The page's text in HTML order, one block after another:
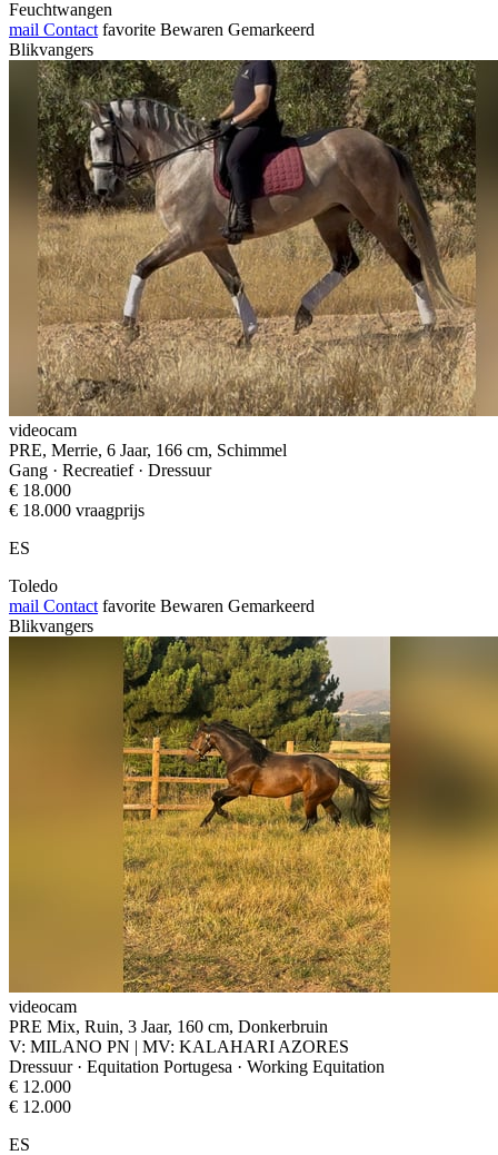
Feuchtwangen
mail Contact favorite Bewaren Gemarkeerd
Blikvangers
videocam
PRE, Merrie, 6 Jaar, 166 cm, Schimmel
Gang · Recreatief · Dressuur
€ 18.000
€ 18.000 vraagprijs
ES
Toledo
mail Contact favorite Bewaren Gemarkeerd
Blikvangers
videocam
PRE Mix, Ruin, 3 Jaar, 160 cm, Donkerbruin
V: MILANO PN | MV: KALAHARI AZORES
Dressuur · Equitation Portugesa · Working Equitation
€ 12.000
€ 12.000
ES